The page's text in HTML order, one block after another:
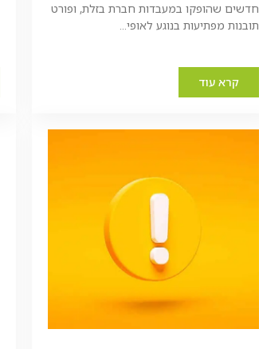
חדשים שהופקו במעבדות חברת בזלת, ופורט
תובנות מפתיעות בנוגע לאופי...
קרא עוד